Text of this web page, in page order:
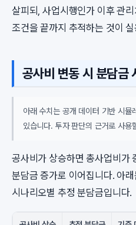
살피되, 사업시행인가 이후 관
조건을 끝까지 추적하는 것이
공사비 변동 시 분담금
아래 수치는 공개 데이터 기반 시
있습니다. 투자 판단의 근거로 사용
공사비가 상승하면 총사업비가
분담금 증가로 이어집니다. 아
시나리오별 추정 분담금입니다.